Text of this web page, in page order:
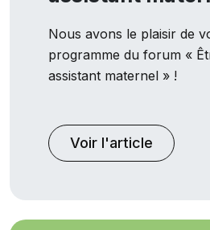
Nous avons le plaisir de
programme du forum «
assistant maternel » !
Voir l'article